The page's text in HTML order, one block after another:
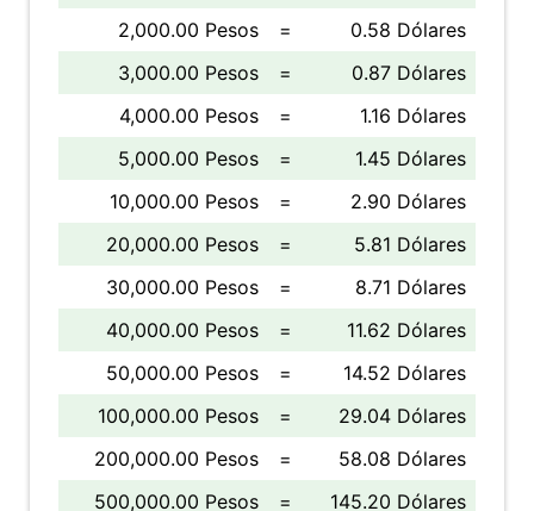
2,000.00 Pesos
=
0.58 Dólares
3,000.00 Pesos
=
0.87 Dólares
4,000.00 Pesos
=
1.16 Dólares
5,000.00 Pesos
=
1.45 Dólares
10,000.00 Pesos
=
2.90 Dólares
20,000.00 Pesos
=
5.81 Dólares
30,000.00 Pesos
=
8.71 Dólares
40,000.00 Pesos
=
11.62 Dólares
50,000.00 Pesos
=
14.52 Dólares
100,000.00 Pesos
=
29.04 Dólares
200,000.00 Pesos
=
58.08 Dólares
500,000.00 Pesos
= 145.20 Dólares